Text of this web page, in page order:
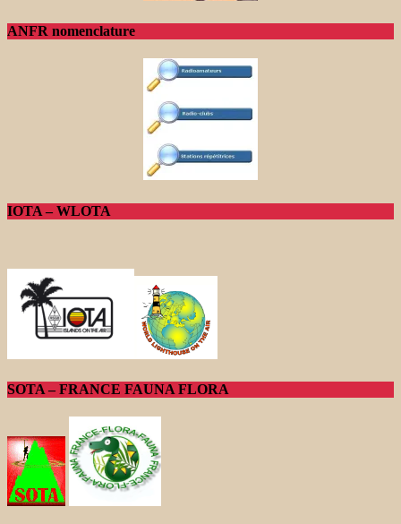
ANFR nomenclature
IOTA – WLOTA
SOTA – FRANCE FAUNA FLORA